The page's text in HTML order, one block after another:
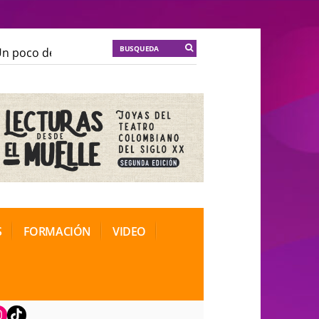
poco de locura para la cordura
de Teatro Rosa
FORMACIÓN VIDEO
TikTok